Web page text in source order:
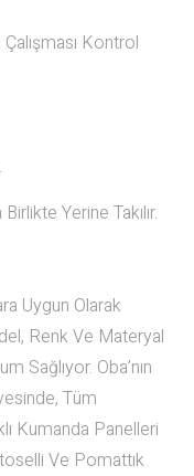
Kontrol
Yerine Takılır.
Uygun Olarak
Renk Ve Materyal
Sağlıyor. Oba’nın
Tüm
Kumanda Panelleri
Ve Pomattık